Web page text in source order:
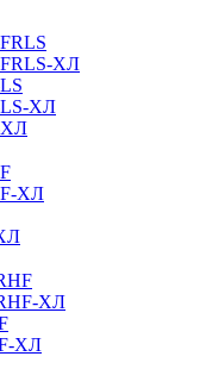
ХЛ
ХЛ
ХЛ
ХЛ
ХЛ